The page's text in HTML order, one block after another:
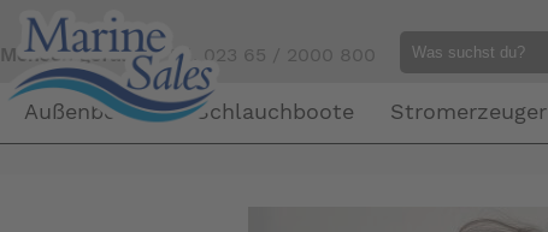
Mensch gefällig?Tel. 023 65 / 2000 800
Außenborder Schlauchboote Stromerzeuger